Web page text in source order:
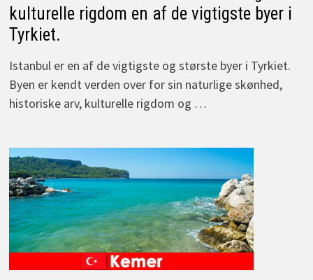
kulturelle rigdom en af de vigtigste byer i
Tyrkiet.
Istanbul er en af de vigtigste og største byer i Tyrkiet.
Byen er kendt verden over for sin naturlige skønhed,
historiske arv, kulturelle rigdom og …